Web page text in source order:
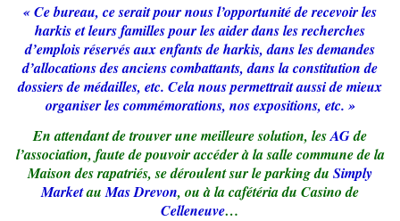
« Ce bureau, ce serait pour nous l’opportunité de recevoir les
harkis et leurs familles pour les aider dans les recherches
d’emplois réservés aux enfants de harkis, dans les demandes
d’allocations des anciens combattants, dans la constitution de
dossiers de médailles, etc. Cela nous permettrait aussi de mieux
organiser les commémorations, nos expositions, etc. »
En attendant de trouver une meilleure solution, lesAGde
l’association, faute de pouvoir accéder à la salle commune de la
Maison des rapatriés, se déroulent sur le parking du Simply
MarketauMas Drevon, ou à la cafétéria du Casino de
Celleneuve…